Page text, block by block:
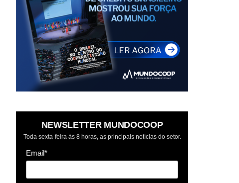
NEWSLETTER MUNDOCOOP
Toda sexta-feira às 8 horas, as principais notícias do setor.
Email*